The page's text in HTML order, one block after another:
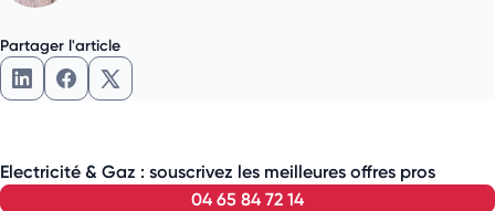
Partager l'article
Partager l'article sur LinkedIn
Partager l'article sur Facebook
Partager l'article sur X
Electricité & Gaz : souscrivez les meilleures offres pros
04 65 84 72 14